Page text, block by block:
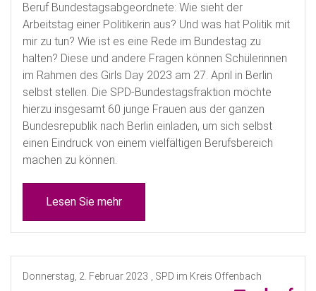
Beruf Bundestagsabgeordnete: Wie sieht der
Arbeitstag einer Politikerin aus? Und was hat Politik mit
mir zu tun? Wie ist es eine Rede im Bundestag zu
halten? Diese und andere Fragen können Schülerinnen
im Rahmen des Girls Day 2023 am 27. April in Berlin
selbst stellen. Die SPD-Bundestagsfraktion möchte
hierzu insgesamt 60 junge Frauen aus der ganzen
Bundesrepublik nach Berlin einladen, um sich selbst
einen Eindruck von einem vielfältigen Berufsbereich
machen zu können.
Lesen Sie mehr
Donnerstag, 2. Februar 2023 , SPD im Kreis Offenbach